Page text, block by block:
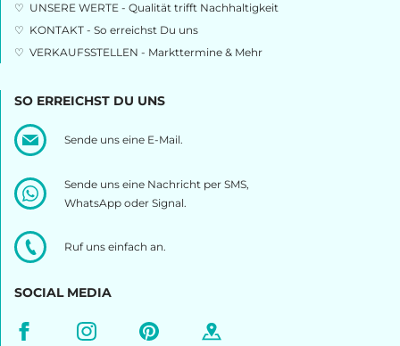
♡ UNSERE WERTE - Qualität trifft Nachhaltigkeit
♡ KONTAKT - So erreichst Du uns
♡ VERKAUFSSTELLEN - Markttermine & Mehr
SO ERREICHST DU UNS
Sende uns eine E-Mail.
Sende uns eine Nachricht per SMS,
WhatsApp oder Signal.
Ruf uns einfach an.
SOCIAL MEDIA